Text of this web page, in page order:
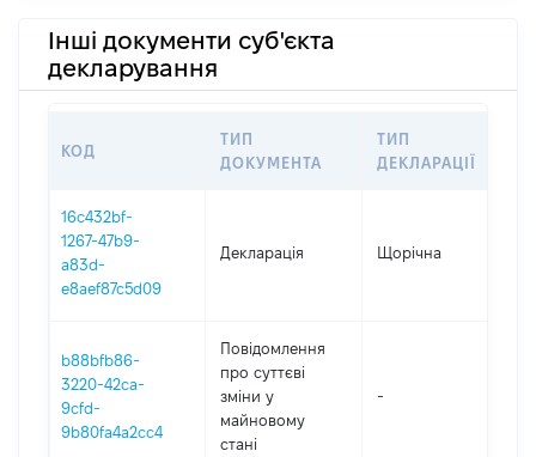
Інші документи суб'єкта
декларування
КОД
ТИП
ДОКУМЕНТА
ТИП
ДЕКЛАРАЦІЇ
16c432bf-
1267-47b9-
a83d-
e8aef87c5d09
Декларація Щорічна
b88bfb86-
3220-42ca-
9cfd-
9b80fa4a2cc4
Повідомлення
про суттєві
зміни y
майновому
стані
-